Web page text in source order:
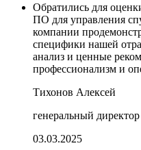
Обратились для
ПО для управления
компании
специфики нашей
анализ и ценные
профессионализм и
Тихонов Алексей
генеральный
03.03.2025